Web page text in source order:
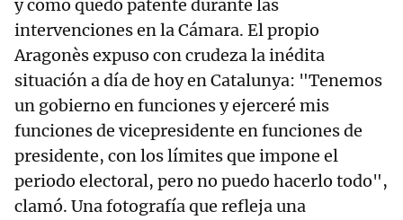
y como quedó patente durante las
intervenciones en la Cámara. El propio
Aragonès expuso con crudeza la inédita
situación a día de hoy en Catalunya: "Tenemos
un gobierno en funciones y ejerceré mis
funciones de vicepresidente en funciones de
presidente, con los límites que impone el
periodo electoral, pero no puedo hacerlo todo",
clamó. Una fotografía que refleja una